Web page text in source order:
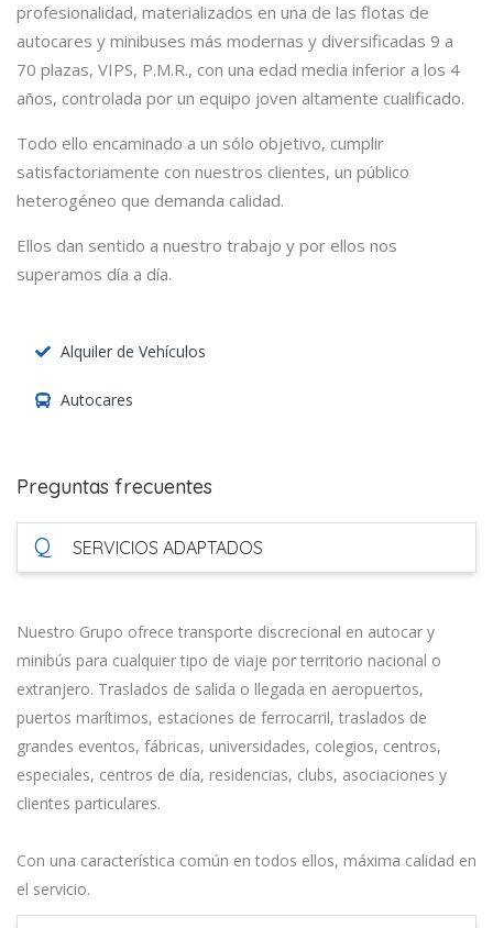
profesionalidad, materializados en una de las flotas de
autocares y minibuses más modernas y diversificadas 9 a
70 plazas, VIPS, P.M.R., con una edad media inferior a los 4
años, controlada por un equipo joven altamente cualificado.
Todo ello encaminado a un sólo objetivo, cumplir
satisfactoriamente con nuestros clientes, un público
heterogéneo que demanda calidad.
Ellos dan sentido a nuestro trabajo y por ellos nos
superamos día a día.
Alquiler de Vehículos
Autocares
Preguntas frecuentes
Q SERVICIOS ADAPTADOS
Nuestro Grupo ofrece transporte discrecional en autocar y
minibús para cualquier tipo de viaje por territorio nacional o
extranjero. Traslados de salida o llegada en aeropuertos,
puertos marítimos, estaciones de ferrocarril, traslados de
grandes eventos, fábricas, universidades, colegios, centros,
especiales, centros de día, residencias, clubs, asociaciones y
clientes particulares.
Con una característica común en todos ellos, máxima calidad en
el servicio.